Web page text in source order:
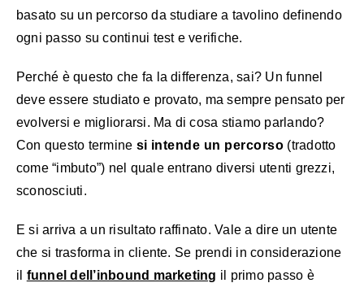
basato su un percorso da studiare a tavolino definendo
ogni passo su continui test e verifiche.
Perché è questo che fa la differenza, sai? Un funnel
deve essere studiato e provato, ma sempre pensato per
evolversi e migliorarsi. Ma di cosa stiamo parlando?
Con questo termine si intende un percorso (tradotto
come “imbuto”) nel quale entrano diversi utenti grezzi,
sconosciuti.
E si arriva a un risultato raffinato. Vale a dire un utente
che si trasforma in cliente. Se prendi in considerazione
il funnel dell’inbound marketing il primo passo è